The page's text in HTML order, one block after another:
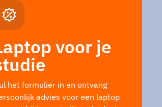
voor je
het formulier in en ontvang
advies voor een laptop